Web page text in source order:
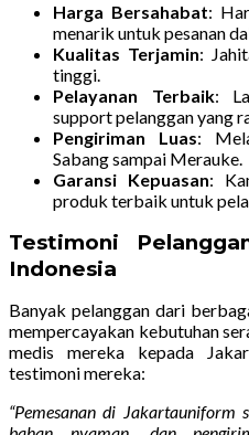
Harga Bersahabat:
menarik untuk pesanan
Kualitas Terjamin:
tinggi.
Pelayanan Terbaik:
support pelanggan yang
Pengiriman Luas:
Sabang sampai Merauke.
Garansi Kepuasan:
produk terbaik untuk
Testimoni
Indonesia
Banyak pelanggan dari
mempercayakan kebutuhan
medis mereka kepada
testimoni mereka:
“Pemesanan di Jakartauniform